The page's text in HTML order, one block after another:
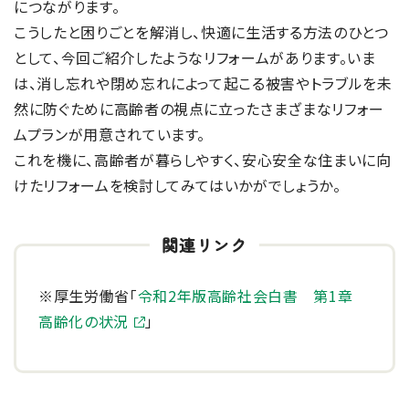
につながります。
こうしたと困りごとを解消し、快適に生活する方法のひとつ
として、今回ご紹介したようなリフォームがあります。いま
は、消し忘れや閉め忘れによって起こる被害やトラブルを未
然に防ぐために高齢者の視点に立ったさまざまなリフォー
ムプランが用意されています。
これを機に、高齢者が暮らしやすく、安心安全な住まいに向
けたリフォームを検討してみてはいかがでしょうか。
※厚生労働省「令和2年版高齢社会白書 第1章
高齢化の状況
」